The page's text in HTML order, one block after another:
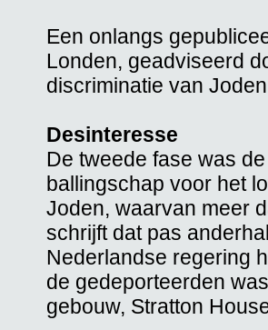
Een onlangs
Londen, geadviseerd
discriminatie van
Desinteresse
De tweede fase was
ballingschap voor het
Joden, waarvan meer
schrijft dat pas
Nederlandse regering
de gedeporteerden
gebouw, Stratton